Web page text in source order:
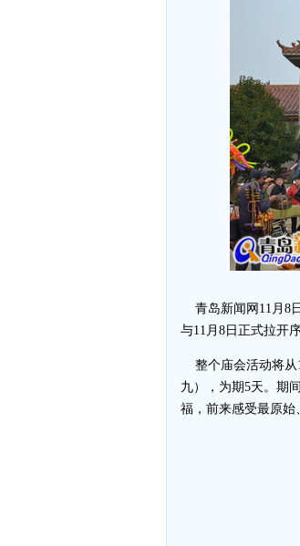
青岛新闻网11月8
与11月8日正式拉开
整个庙会活动将从
九），为期5天。期
福，前来感受最原